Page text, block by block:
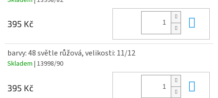
395 Kč
barvy: 48 světle růžová, velikosti: 11/12
Skladem | 13998/90
395 Kč